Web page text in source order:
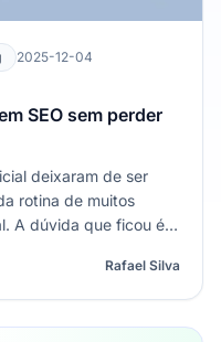
2025-12-04
SEO sem perder
deixaram de ser
rotina de muitos
A dúvida que ficou é
a automação pode
Rafael Silva